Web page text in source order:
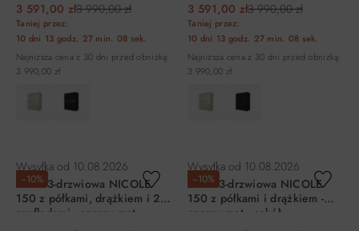
3 591,00 zł3 990,00 zł
Taniej przez:
10 dni 13 godz. 27 min. 08 sek.
Najniższa cena z 30 dni przed obniżką:
3 990,00 zł
3 591,00 zł3 990,00 zł
Taniej przez:
10 dni 13 godz. 27 min. 08 sek.
Najniższa cena z 30 dni przed obniżką:
3 990,00 zł
−10%
Wysyłka od 10.08.2026
Szafa 3-drzwiowa NICOLE
150 z półkami, drążkiem i 2
szufladami - czarny mat -
czarny stelaż
−10%
Wysyłka od 10.08.2026
Szafa 3-drzwiowa NICOLE
150 z półkami i drążkiem -
czarny mat - cokół